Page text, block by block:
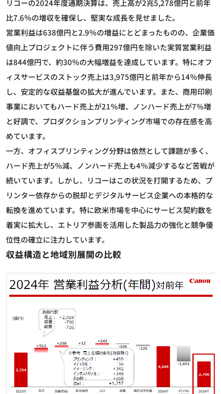
リコーの2024年度通期決算は、売上高が2兆5,278億円と前年
比7.6％の増収を確保し、堅実な成長を見せました。
営業利益は638億円と2.9％の増益にとどまったものの、企業価
値向上プロジェクトに伴う費用297億円を除いた実質営業利益
は844億円で、約30％の大幅増益を達成しています。特にオフ
ィスサービスのストック売上は3,975億円と前年から14％伸長
し、安定的な収益基盤の拡大が進んでいます。また、商用印刷
事業においてもハード売上が21％増、ノンハード売上が7％増
と好調で、プロダクションプリンティング市場での存在感を高
めています。
一方、オフィスプリンティング分野は依然として課題が多く、
ハード売上が5％減、ノンハード売上も4％減少するなど苦戦が
続いています。しかし、リコーはこの状況を打開するため、プ
リンター依存からの脱却とデジタルサービス企業への本格的な
転換を進めています。特に欧米市場を中心にサービス契約数を
着実に拡大し、エトリア参画を活用した製品力の強化と競争優
位性の確立に注力しています。
収益構造と地域別展開の比較